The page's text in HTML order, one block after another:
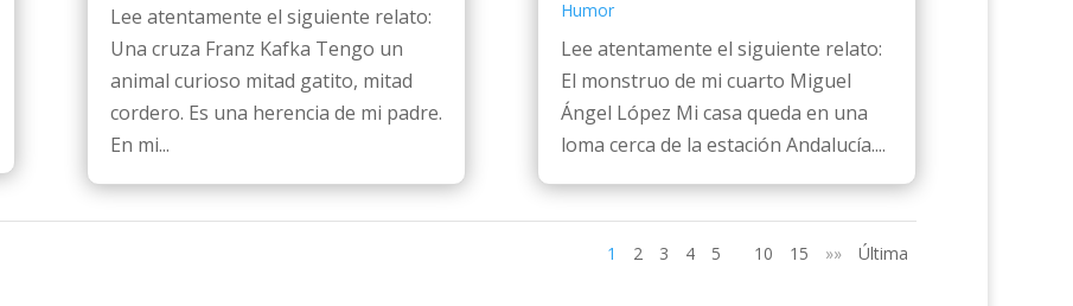
Lee atentamente el siguiente relato:
Una cruza Franz Kafka Tengo un
animal curioso mitad gatito, mitad
cordero. Es una herencia de mi padre.
En mi...
Humor
Lee atentamente el siguiente relato:
El monstruo de mi cuarto Miguel
Ángel López Mi casa queda en una
loma cerca de la estación Andalucía....
1 2 3 4 5 10 15 »» Última